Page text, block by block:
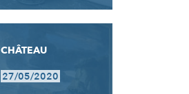
CHÂTEAU
27/05/2020